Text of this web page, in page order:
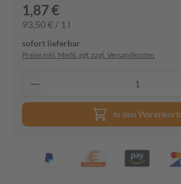
1,87 €
93,50 € / 1 l
sofort lieferbar
Preise inkl. MwSt. ggf. zzgl. Versandkosten
In den Warenkorb